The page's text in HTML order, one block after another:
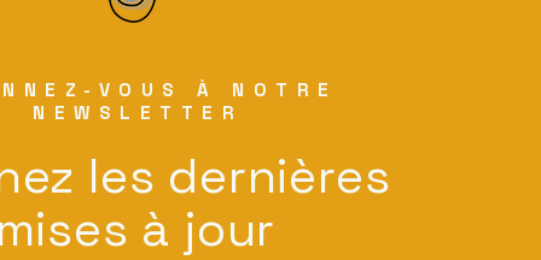
VOUS À NOTRE
NEWSLETTER
les dernières
à jour